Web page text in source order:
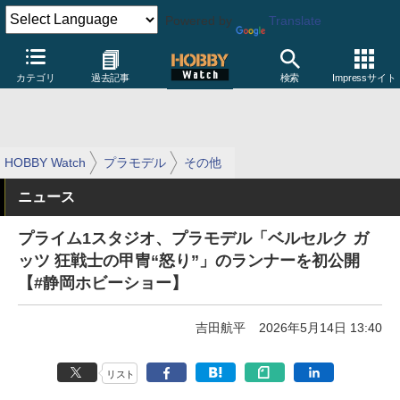
Powered by Translate
カテゴリ 過去記事 検索 Impressサイト
HOBBY Watch プラモデル その他
ニュース
プライム1スタジオ、プラモデル「ベルセルク ガ
ッツ 狂戦士の甲冑“怒り”」のランナーを初公開
【#静岡ホビーショー】
吉田航平 2026年5月14日 13:40
リスト